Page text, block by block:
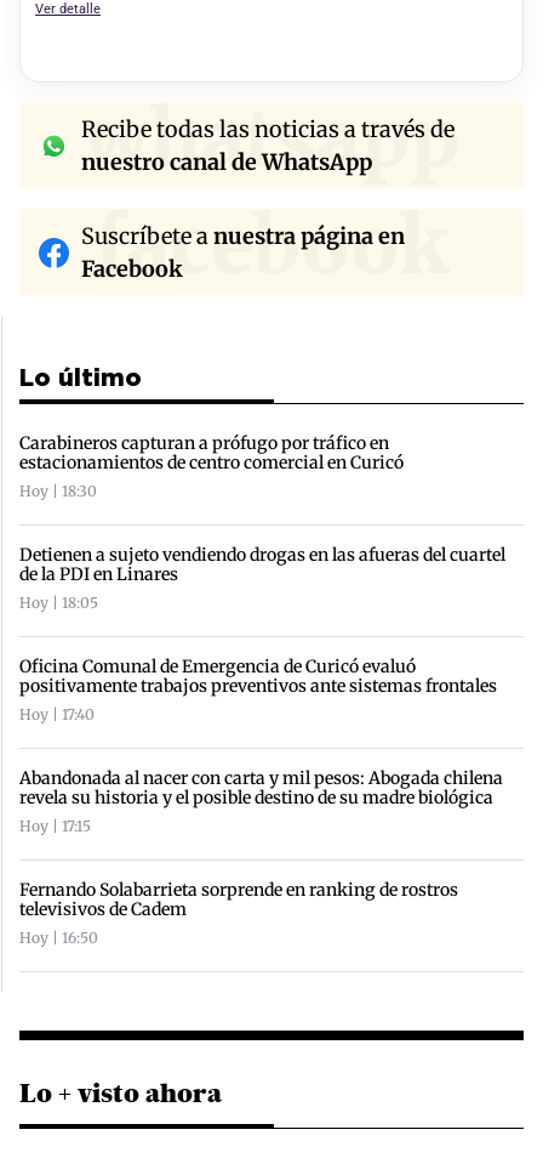
Ver detalle
whatsapp
Recibe todas las noticias a través de
nuestro canal de WhatsApp
facebook
Suscríbete anuestra página en
Facebook
Lo último
Carabineros capturan a prófugo por tráfico en
estacionamientos de centro comercial en Curicó
Hoy | 18:30
Detienen a sujeto vendiendo drogas en las afueras del cuartel
de la PDI en Linares
Hoy | 18:05
Oficina Comunal de Emergencia de Curicó evaluó
positivamente trabajos preventivos ante sistemas frontales
Hoy | 17:40
Abandonada al nacer con carta y mil pesos: Abogada chilena
revela su historia y el posible destino de su madre biológica
Hoy | 17:15
Fernando Solabarrieta sorprende en ranking de rostros
televisivos de Cadem
Hoy | 16:50
Lo + visto ahora